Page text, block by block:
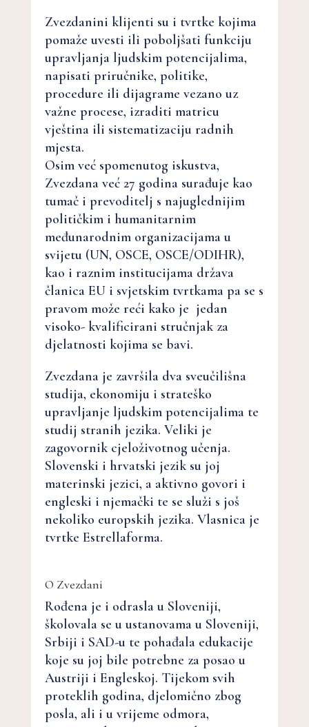
Zvezdanini klijenti su i tvrtke kojima
pomaže uvesti ili poboljšati funkciju
upravljanja ljudskim potencijalima,
napisati priručnike, politike,
procedure ili dijagrame vezano uz
važne procese, izraditi matricu
vještina ili sistematizaciju radnih
mjesta.
Osim već spomenutog iskustva,
Zvezdana već 27 godina surađuje kao
tumač i prevoditelj s najuglednijim
političkim i humanitarnim
međunarodnim organizacijama u
svijetu (UN, OSCE, OSCE/ODIHR),
kao i raznim institucijama država
članica EU i svjetskim tvrtkama pa se s
pravom može reći kako je jedan
visoko- kvalificirani stručnjak za
djelatnosti kojima se bavi.
Zvezdana je završila dva sveučilišna
studija, ekonomiju i strateško
upravljanje ljudskim potencijalima te
studij stranih jezika. Veliki je
zagovornik cjeloživotnog učenja.
Slovenski i hrvatski jezik su joj
materinski jezici, a aktivno govori i
engleski i njemački te se služi s još
nekoliko europskih jezika. Vlasnica je
tvrtke Estrellaforma.
O Zvezdani
Rođena je i odrasla u Sloveniji,
školovala se u ustanovama u Sloveniji,
Srbiji i SAD-u te pohađala edukacije
koje su joj bile potrebne za posao u
Austriji i Engleskoj. Tijekom svih
proteklih godina, djelomično zbog
posla, ali i u vrijeme odmora,